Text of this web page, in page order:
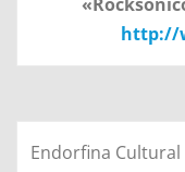
http://
Endorfina Cultural